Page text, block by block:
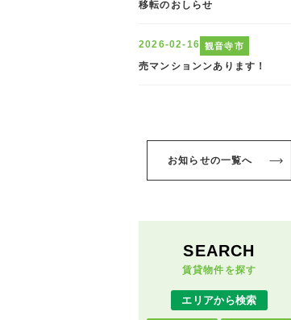
お知らせの一覧へ
SEARCH
賃貸物件を探す
エリアから検索